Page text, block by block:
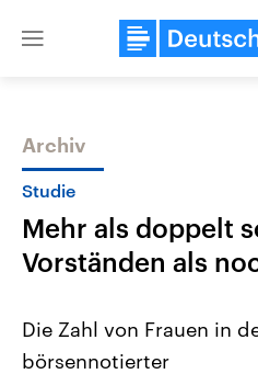
Close
Themen
Archiv
Studie
Mehr als doppelt
Vorständen als
Die Zahl von Frauen in
börsennotierter